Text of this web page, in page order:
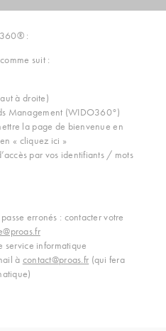
:
suit :
à droite)
Management (WIDO360°)
la page de bienvenue en
« cliquez ici »
par vos identifiants / mots
erronés : contacter votre
service informatique
à contact@proas.fr (qui fera